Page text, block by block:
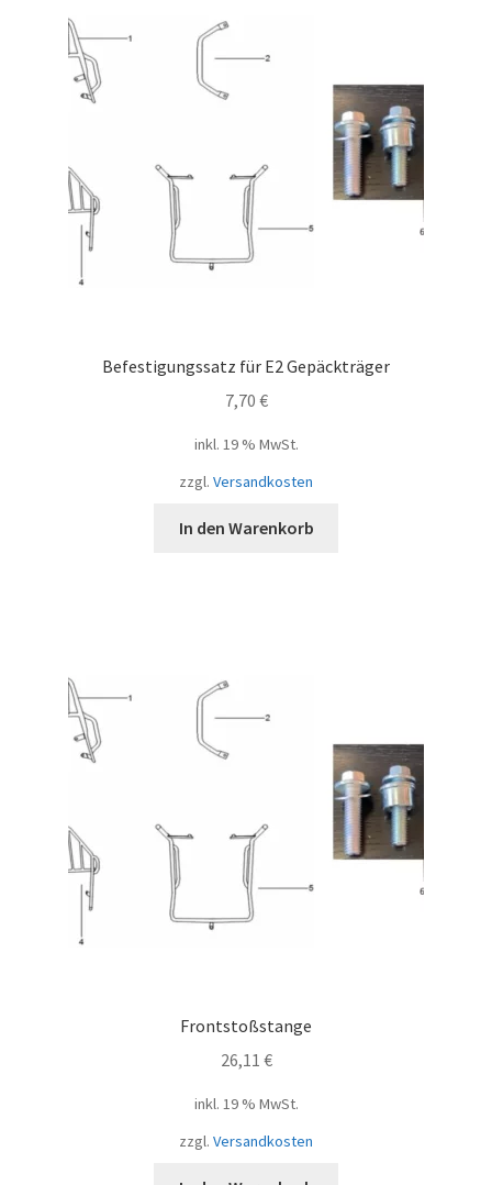
Befestigungssatz für E2 Gepäckträger
7,70 €
inkl. 19 % MwSt.
zzgl. Versandkosten
In den Warenkorb
Frontstoßstange
26,11 €
inkl. 19 % MwSt.
zzgl. Versandkosten